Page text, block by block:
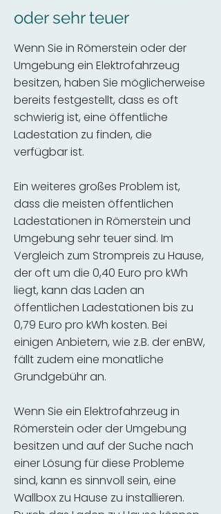
oder sehr teuer
Wenn Sie in Römerstein oder der
Umgebung ein Elektrofahrzeug
besitzen, haben Sie möglicherweise
bereits festgestellt, dass es oft
schwierig ist, eine öffentliche
Ladestation zu finden, die
verfügbar ist.
Ein weiteres großes Problem ist,
dass die meisten öffentlichen
Ladestationen in Römerstein und
Umgebung sehr teuer sind. Im
Vergleich zum Strompreis zu Hause,
der oft um die 0,40 Euro pro kWh
liegt, kann das Laden an
öffentlichen Ladestationen bis zu
0,79 Euro pro kWh kosten. Bei
einigen Anbietern, wie z.B. der enBW,
fällt zudem eine monatliche
Grundgebühr an.
Wenn Sie ein Elektrofahrzeug in
Römerstein oder der Umgebung
besitzen und auf der Suche nach
einer Lösung für diese Probleme
sind, kann es sinnvoll sein, eine
Wallbox zu Hause zu installieren.